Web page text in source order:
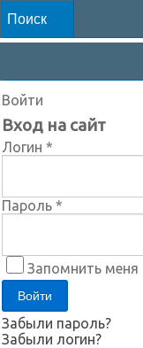
Войти
Вход на сайт
Логин *
Пароль *
Запомнить меня
Забыли пароль?
Забыли логин?